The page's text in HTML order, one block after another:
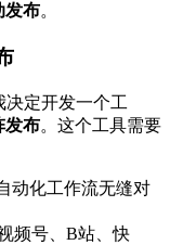
发布。
决定开发一个工
发布。这个工具需要
动化工作流无缝对
频号、B站、快